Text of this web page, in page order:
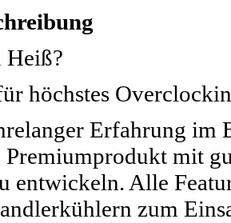
Heiß?
höchstes
Erfahrung im
Premiumprodukt mit
entwickeln. Alle
zum